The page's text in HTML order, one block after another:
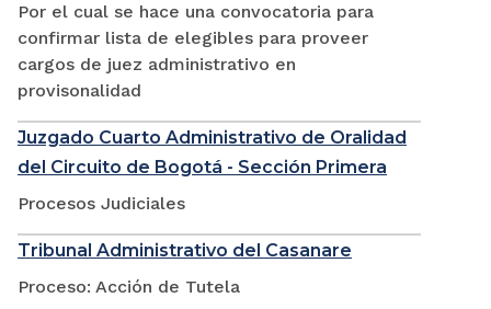
Por el cual se hace una convocatoria para
confirmar lista de elegibles para proveer
cargos de juez administrativo en
provisonalidad
Juzgado Cuarto Administrativo de Oralidad
del Circuito de Bogotá - Sección Primera
Procesos Judiciales
Tribunal Administrativo del Casanare
Proceso: Acción de Tutela